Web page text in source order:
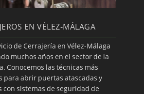
robos en casa
emplean los ladrones para
cerraduras de sobreponer Tesa
los robos en vacaciones
aperturas sin romper en Vélez-
EN VÉLEZ-MÁLAGA
de Cerrajería en Vélez-Málaga
muchos años en el sector de la
Conocemos las técnicas más
para abrir puertas atascadas y
con sistemas de seguridad de